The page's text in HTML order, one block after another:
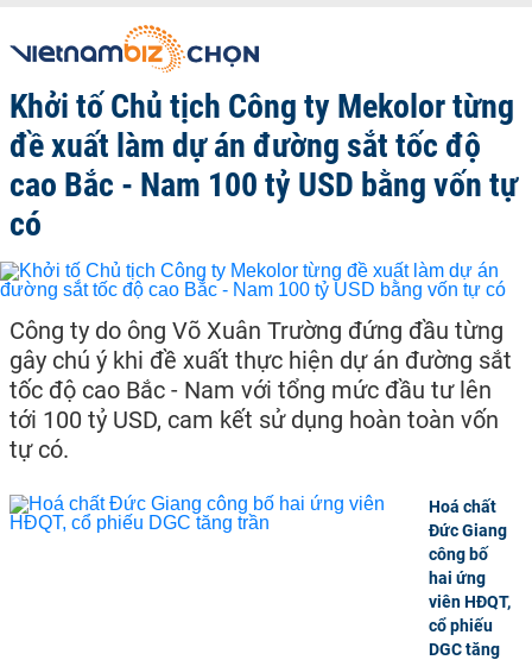
Khởi tố Chủ tịch Công ty Mekolor từng
đề xuất làm dự án đường sắt tốc độ
cao Bắc - Nam 100 tỷ USD bằng vốn tự
có
Công ty do ông Võ Xuân Trường đứng đầu từng
gây chú ý khi đề xuất thực hiện dự án đường sắt
tốc độ cao Bắc - Nam với tổng mức đầu tư lên
tới 100 tỷ USD, cam kết sử dụng hoàn toàn vốn
tự có.
Hoá chất
Đức Giang
công bố
hai ứng
viên HĐQT,
cổ phiếu
DGC tăng